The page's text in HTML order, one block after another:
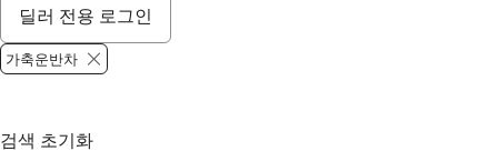
딜러 전용 로그인
가축운반차
검색 초기화